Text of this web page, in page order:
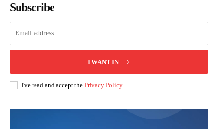
Subscribe
I WANT IN
I've read and accept the Privacy Policy.